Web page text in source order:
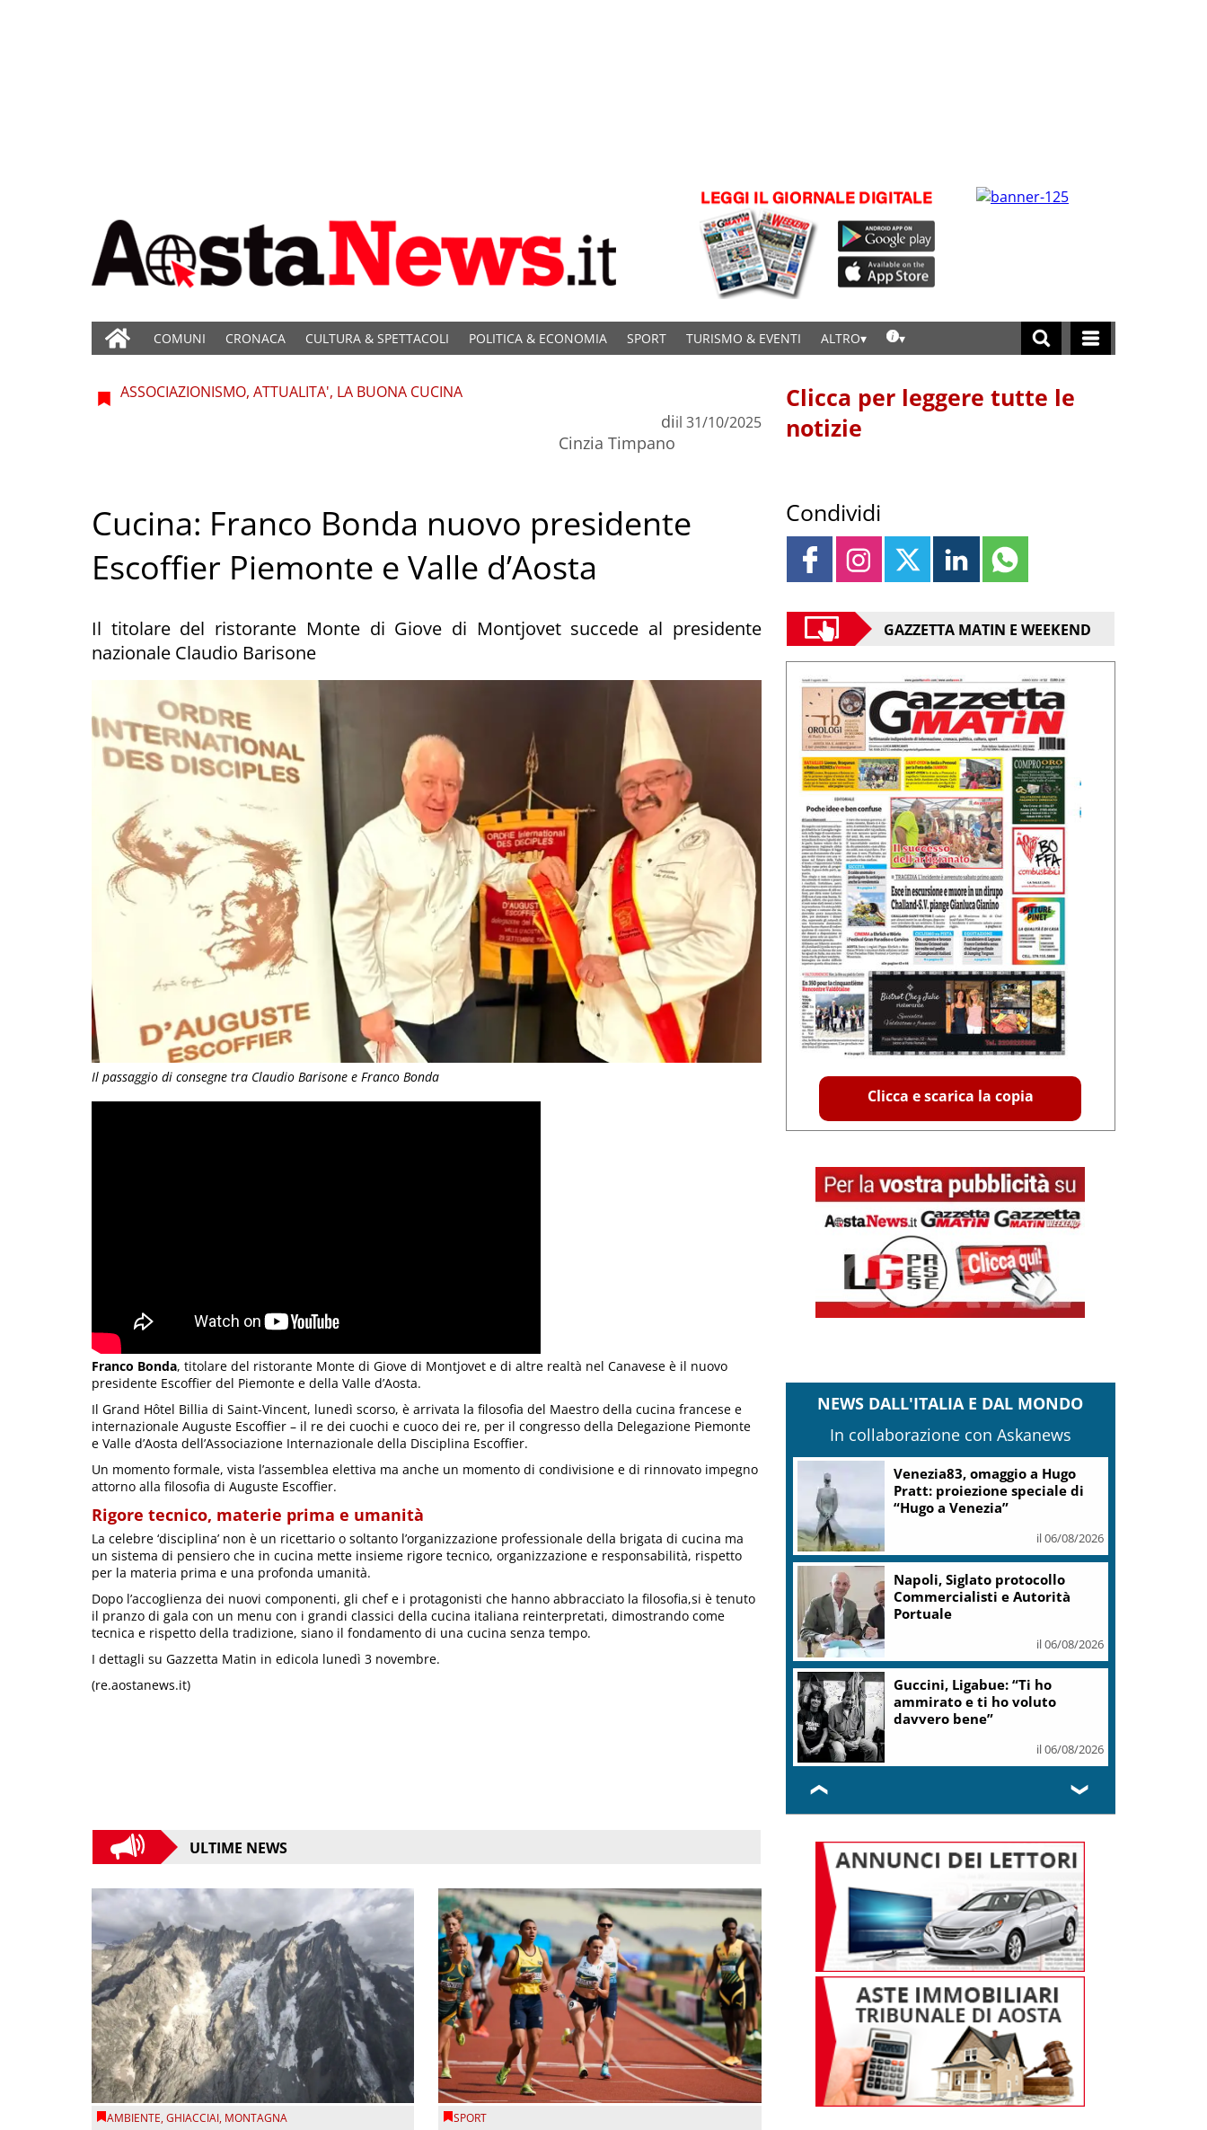
COMUNI CRONACA CULTURA & SPETTACOLI POLITICA & ECONOMIA SPORT TURISMO & EVENTI ALTRO
Il passaggio di consegne tra Claudio Barisone e Franco Bonda
ASSOCIAZIONISMO, ATTUALITA', LA BUONA CUCINA
di
Cinzia Timpano
il 31/10/2025
Cucina: Franco Bonda nuovo presidente
Escoffier Piemonte e Valle d’Aosta
Il titolare del ristorante Monte di Giove di Montjovet succede al presidente
nazionale Claudio Barisone
Franco Bonda, titolare del ristorante Monte di Giove di Montjovet e di altre realtà nel Canavese è il nuovo
presidente Escoffier del Piemonte e della Valle d’Aosta.
Il Grand Hôtel Billia di Saint-Vincent, lunedì scorso, è arrivata la filosofia del Maestro della cucina francese e
internazionale Auguste Escoffier – il re dei cuochi e cuoco dei re, per il congresso della Delegazione Piemonte
e Valle d’Aosta dell’Associazione Internazionale della Disciplina Escoffier.
Un momento formale, vista l’assemblea elettiva ma anche un momento di condivisione e di rinnovato impegno
attorno alla filosofia di Auguste Escoffier.
Rigore tecnico, materie prima e umanità
La celebre ‘disciplina’ non è un ricettario o soltanto l’organizzazione professionale della brigata di cucina ma
un sistema di pensiero che in cucina mette insieme rigore tecnico, organizzazione e responsabilità, rispetto
per la materia prima e una profonda umanità.
Dopo l’accoglienza dei nuovi componenti, gli chef e i protagonisti che hanno abbracciato la filosofia,si è tenuto
il pranzo di gala con un menu con i grandi classici della cucina italiana reinterpretati, dimostrando come
tecnica e rispetto della tradizione, siano il fondamento di una cucina senza tempo.
I dettagli su Gazzetta Matin in edicola lunedì 3 novembre.
(re.aostanews.it)
ULTIME NEWS
AMBIENTE,GHIACCIAI, MONTAGNA SPORT
Clicca per leggere tutte le
notizie
Condividi
GAZZETTA MATIN E WEEKEND
Clicca e scarica la copia
NEWS DALL'ITALIA E DAL MONDO
In collaborazione con Askanews
Venezia83, omaggio a Hugo
Pratt: proiezione speciale di
“Hugo a Venezia”
il 06/08/2026
Napoli, Siglato protocollo
Commercialisti e Autorità
Portuale
il 06/08/2026
Guccini, Ligabue: “Ti ho
ammirato e ti ho voluto
davvero bene”
il 06/08/2026
❮ ❯